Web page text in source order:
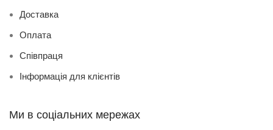
Доставка
Оплата
Співпраця
Інформація для клієнтів
Ми в соціальних мережах